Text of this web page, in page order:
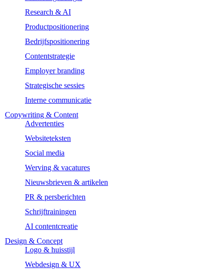
Research & AI
Productpositionering
Bedrijfspositionering
Contentstrategie
Employer branding
Strategische sessies
Interne communicatie
Copywriting & Content
Advertenties
Websiteteksten
Social media
Werving & vacatures
Nieuwsbrieven & artikelen
PR & persberichten
Schrijftrainingen
AI contentcreatie
Design & Concept
Logo & huisstijl
Webdesign & UX